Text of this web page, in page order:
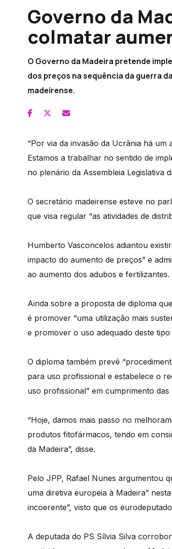
Governo da
colmatar
O Governo da Madeira pretende
dos preços na sequência da guerra
madeirense.
“Por via da invasão da Ucrânia há
Estamos a trabalhar no sentido de
no plenário da Assembleia Legislativa
O secretário madeirense esteve no
que visa regular “as atividades de
Humberto Vasconcelos adiantou
impacto do aumento de preços” e
ao aumento dos adubos e fertilizantes.
Ainda sobre a proposta de diploma
é promover “uma utilização mais
e promover o uso adequado deste tipo
O diploma também prevê
para uso profissional e estabelece o
uso profissional” em cumprimento
“Hoje, damos mais passo no
produtos fitofármacos, tendo em
da Madeira”, disse.
Pelo JPP, Rafael Nunes argumentou
uma diretiva europeia à Madeira”
incoerente”, visto que os
A deputada do PS Sílvia Silva